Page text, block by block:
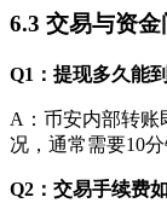
6.3 交易与资金
Q1：提现多久能
A：币安内部转账
况，通常需要10
Q2：交易手续费